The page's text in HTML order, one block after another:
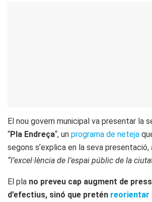
El nou govern municipal va presentar la
“Pla Endreça“, un programa de neteja
segons s’explica en la seva presentació,
“l’excel·lència de l’espai públic de la
El pla no preveu cap augment de
d’efectius, sinó que pretén reorientar